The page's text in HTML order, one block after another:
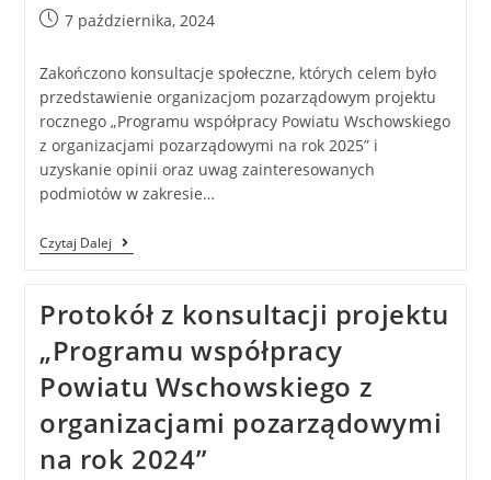
7 października, 2024
Zakończono konsultacje społeczne, których celem było
przedstawienie organizacjom pozarządowym projektu
rocznego „Programu współpracy Powiatu Wschowskiego
z organizacjami pozarządowymi na rok 2025” i
uzyskanie opinii oraz uwag zainteresowanych
podmiotów w zakresie…
Czytaj Dalej
Protokół z konsultacji projektu
„Programu współpracy
Powiatu Wschowskiego z
organizacjami pozarządowymi
na rok 2024”